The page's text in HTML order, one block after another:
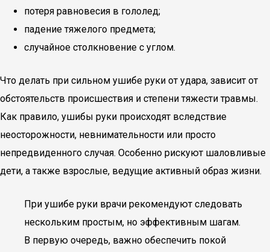
потеря равновесия в гололед;
падение тяжелого предмета;
случайное столкновение с углом.
Что делать при сильном ушибе руки от удара, зависит от
обстоятельств происшествия и степени тяжести травмы.
Как правило, ушибы руки происходят вследствие
неосторожности, невнимательности или просто
непредвиденного случая. Особенно рискуют шаловливые
дети, а также взрослые, ведущие активный образ жизни.
При ушибе руки врачи рекомендуют следовать
нескольким простым, но эффективным шагам.
В первую очередь, важно обеспечить покой